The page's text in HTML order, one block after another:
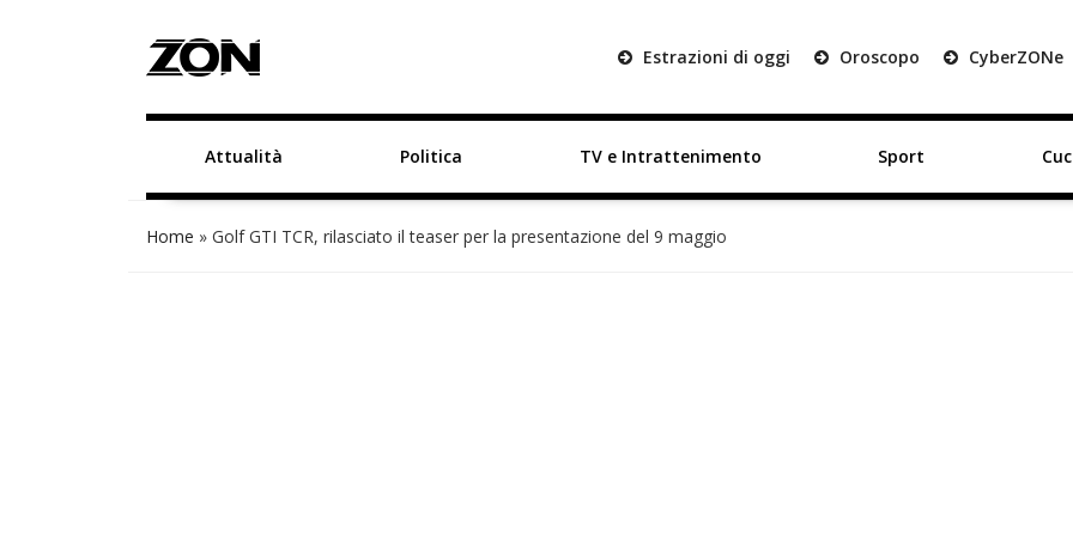
Estrazioni di oggi Oroscopo CyberZONe
Attualità Politica TV e Intrattenimento Sport
Home » Golf GTI TCR, rilasciato il teaser per la presentazione del 9 maggio